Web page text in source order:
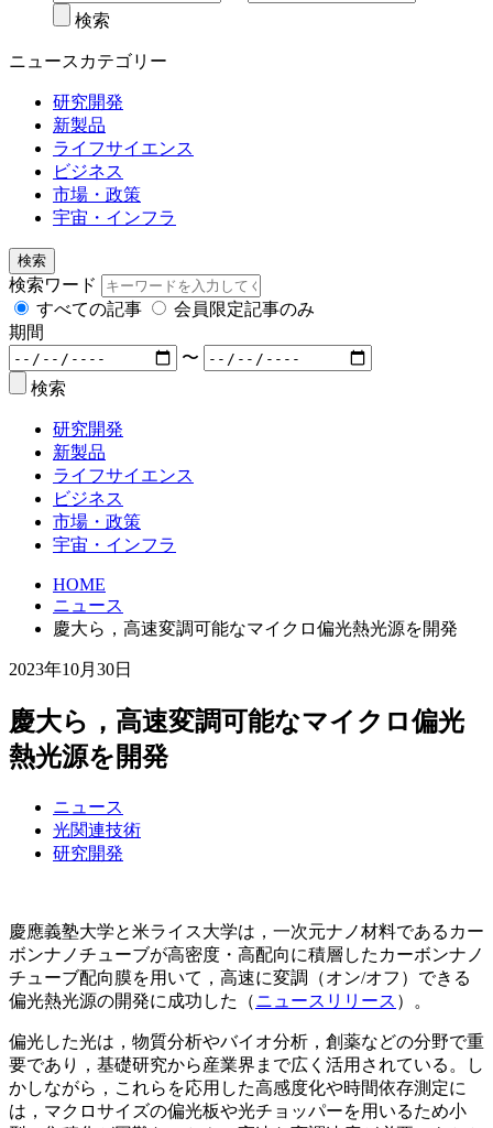
検索
ニュースカテゴリー
研究開発
新製品
ライフサイエンス
ビジネス
市場・政策
宇宙・インフラ
検索
検索ワード
すべての記事
会員限定記事のみ
期間
〜
検索
研究開発
新製品
ライフサイエンス
ビジネス
市場・政策
宇宙・インフラ
HOME
ニュース
慶大ら，高速変調可能なマイクロ偏光熱光源を開発
2023年10月30日
慶大ら，高速変調可能なマイクロ偏光
熱光源を開発
ニュース
光関連技術
研究開発
慶應義塾大学と米ライス大学は，一次元ナノ材料であるカー
ボンナノチューブが高密度・高配向に積層したカーボンナノ
チューブ配向膜を用いて，高速に変調（オン/オフ）できる
偏光熱光源の開発に成功した（ニュースリリース ）。
偏光した光は，物質分析やバイオ分析，創薬などの分野で重
要であり，基礎研究から産業界まで広く活用されている。し
かしながら，これらを応用した高感度化や時間依存測定に
は，マクロサイズの偏光板や光チョッパーを用いるため小